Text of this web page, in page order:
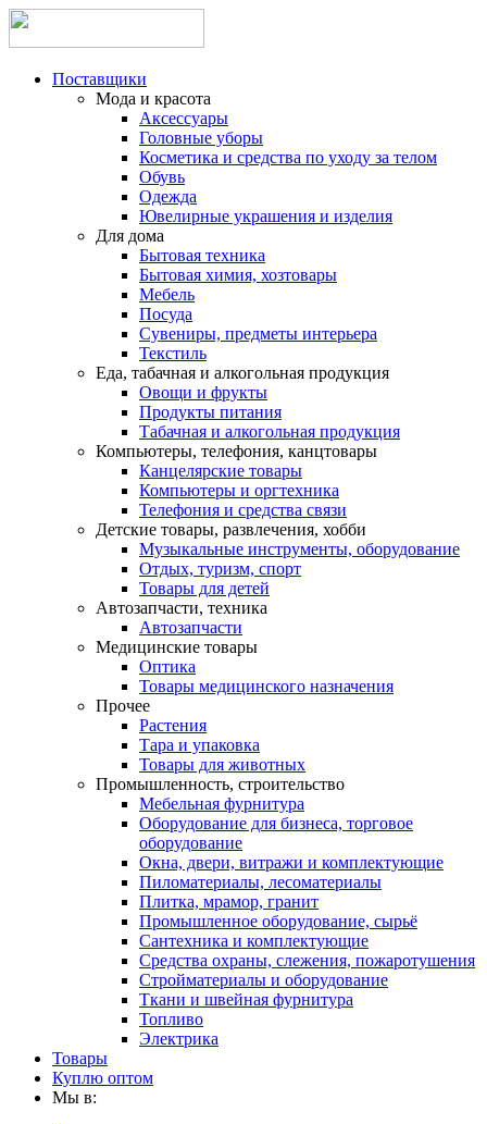
Поставщики
Мода и красота
Аксессуары
Головные уборы
Косметика и средства по уходу за телом
Обувь
Одежда
Ювелирные украшения и изделия
Для дома
Бытовая техника
Бытовая химия, хозтовары
Мебель
Посуда
Сувениры, предметы интерьера
Текстиль
Еда, табачная и алкогольная продукция
Овощи и фрукты
Продукты питания
Табачная и алкогольная продукция
Компьютеры, телефония, канцтовары
Канцелярские товары
Компьютеры и оргтехника
Телефония и средства связи
Детские товары, развлечения, хобби
Музыкальные инструменты, оборудование
Отдых, туризм, спорт
Товары для детей
Автозапчасти, техника
Автозапчасти
Медицинские товары
Оптика
Товары медицинского назначения
Прочее
Растения
Тара и упаковка
Товары для животных
Промышленность, строительство
Мебельная фурнитура
Оборудование для бизнеса, торговое
оборудование
Окна, двери, витражи и комплектующие
Пиломатериалы, лесоматериалы
Плитка, мрамор, гранит
Промышленное оборудование, сырьё
Сантехника и комплектующие
Средства охраны, слежения, пожаротушения
Стройматериалы и оборудование
Ткани и швейная фурнитура
Топливо
Электрика
Товары
Куплю оптом
Мы в: